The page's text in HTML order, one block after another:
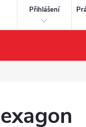
Přihlášení